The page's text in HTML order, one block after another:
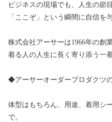
ビジネスの現場でも、人生の節
「ここぞ」という瞬間に自信を
株式会社アーサーは1966年の創
着る人の人生に長く寄り添う一
◆アーサーオーダープロダクツ
体型はもちろん、用途、着用シ
で。